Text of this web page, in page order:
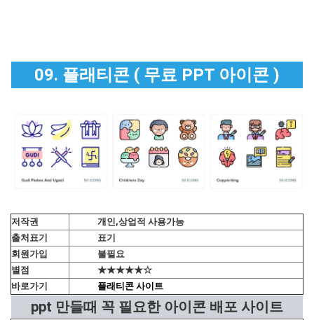
09. 플래티콘 ( 무료 PPT 아이콘 )
저작권
개인,상업적 사용가능
출처표기
표기
회원가입
불필요
별점
★★★★★☆
바로가기
플래티콘 사이트
ppt 만들때 꼭 필요한 아이콘 배포 사이트